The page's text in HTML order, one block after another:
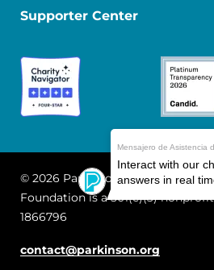
Supporter Center
© 2026 Parkinson's Foundation
Foundation is a 501(c)(3)
1866796
contact@parkinson.org